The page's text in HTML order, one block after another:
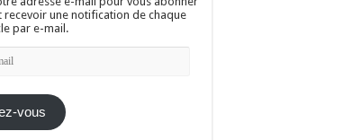
recevoir une notification de chaque
par e-mail.
vous